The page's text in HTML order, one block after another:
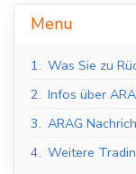
Menu
1. Was Sie zu
2. Infos über
3. ARAG
4. Weitere